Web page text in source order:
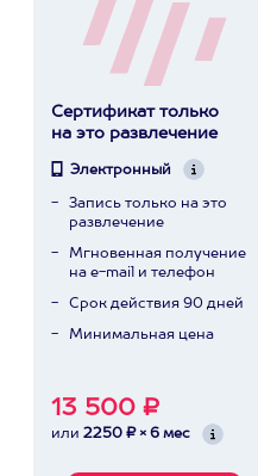
Сертификат только
на это развлечение
Электронный
Запись только на это
развлечение
Мгновенная получение
на e-mail и телефон
Срок действия 90 дней
Минимальная цена
13 500 ₽
или 2250 ₽ × 6 мес